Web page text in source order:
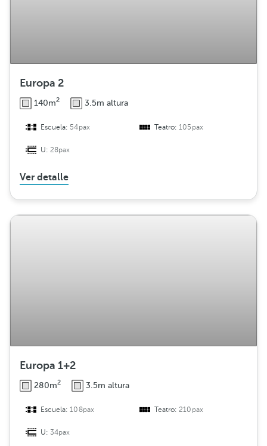
Europa 2
140m2 3.5m altura
Escuela: 54pax Teatro:105pax
U:28pax
Ver detalle
Europa 1+2
280m2 3.5m altura
Escuela:108pax Teatro:210pax
U:34pax